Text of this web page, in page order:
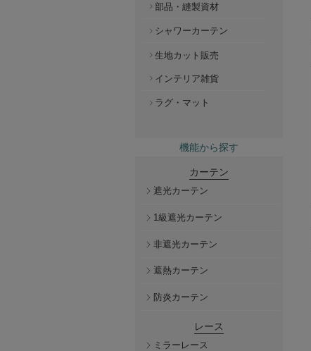
部品・縫製資材
シャワーカーテン
生地カット販売
インテリア雑貨
ラグ・マット
機能から探す
カーテン
遮光カーテン
1級遮光カーテン
非遮光カーテン
遮熱カーテン
防炎カーテン
レース
ミラーレース